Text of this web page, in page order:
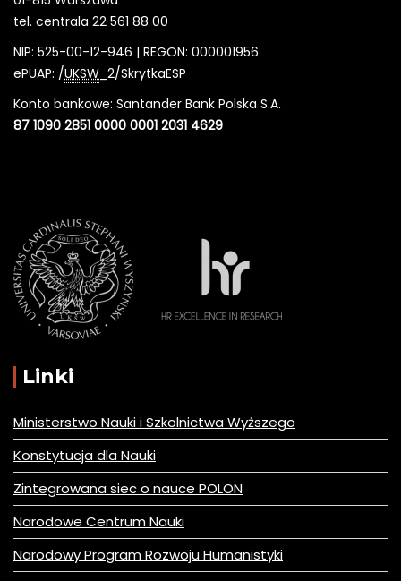
tel. centrala 22 561 88 00
NIP: 525-00-12-946 | REGON: 000001956
ePUAP: /UKSW _2/SkrytkaESP
Konto bankowe: Santander Bank Polska S.A.
87 1090 2851 0000 0001 2031 4629
Linki
Ministerstwo Nauki i Szkolnictwa Wyższego
Konstytucja dla Nauki
Zintegrowana siec o nauce POLON
Narodowe Centrum Nauki
Narodowy Program Rozwoju Humanistyki